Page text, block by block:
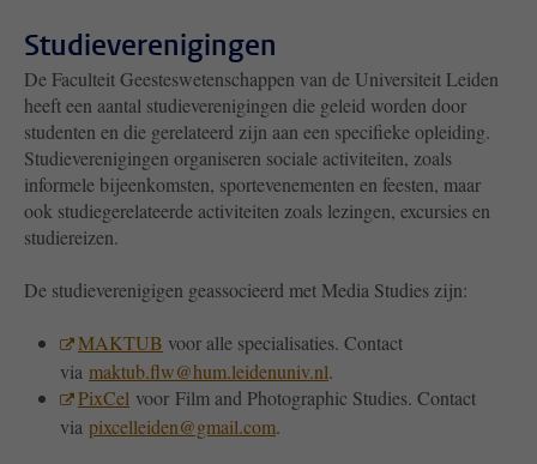
Studieverenigingen
De Faculteit Geesteswetenschappen van de Universiteit Leiden
heeft een aantal studieverenigingen die geleid worden door
studenten en die gerelateerd zijn aan een specifieke opleiding.
Studieverenigingen organiseren sociale activiteiten, zoals
informele bijeenkomsten, sportevenementen en feesten, maar
ook studiegerelateerde activiteiten zoals lezingen, excursies en
studiereizen.
De studieverenigigen geassocieerd met Media Studies zijn:
MAKTUB voor alle specialisaties. Contact
via maktub.flw@hum.leidenuniv.nl.
PixCel voor Film and Photographic Studies. Contact
via pixcelleiden@gmail.com.